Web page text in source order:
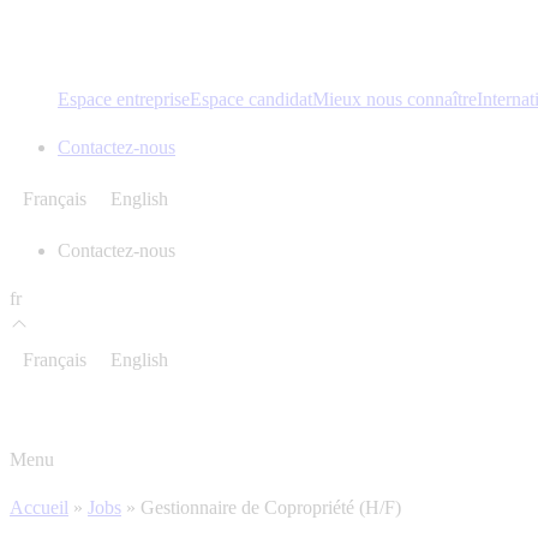
Espace entrepriseEspace candidatMieux nous connaître
Contactez-nous
Français English
Contactez-nous
fr
Français English
Menu
Accueil » Jobs » Gestionnaire de Copropriété (H/F)